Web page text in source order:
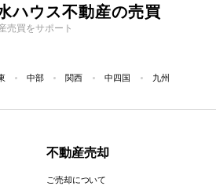
ハウス不動産の売買
売買をサポート
中部 関西 中四国 九州
不動産売却
ご売却について